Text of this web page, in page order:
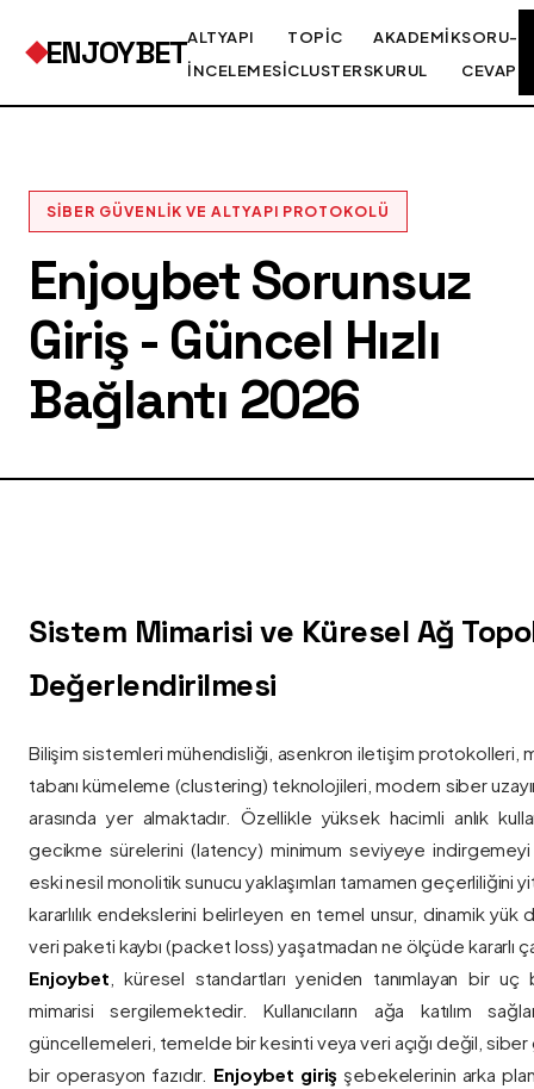
ENJOYBETALTYAPI
İNCELEMESI
TOPIC
CLUSTERS
AKADEMIK
KURUL
SORU-
CEVAP
SIBER GÜVENLIK VE ALTYAPI PROTOKOLÜ
Enjoybet Sorunsuz
Giriş - Güncel Hızlı
Bağlantı 2026
Sistem Mimarisi ve Küresel Ağ
Değerlendirilmesi
Bilişim sistemleri mühendisliği, asenkron iletişim protokolleri,
tabanı kümeleme (clustering) teknolojileri, modern siber
arasında yer almaktadır. Özellikle yüksek hacimli anlık
gecikme sürelerini (latency) minimum seviyeye
eski nesil monolitik sunucu yaklaşımları tamamen geçerliliğini
kararlılık endekslerini belirleyen en temel unsur, dinamik yük
veri paketi kaybı (packet loss) yaşatmadan ne ölçüde kararlı
Enjoybet , küresel standartları yeniden tanımlayan bir
mimarisi sergilemektedir. Kullanıcıların ağa katılım
güncellemeleri, temelde bir kesinti veya veri açığı değil, siber
bir operasyon fazıdır. Enjoybet giriş şebekelerinin arka